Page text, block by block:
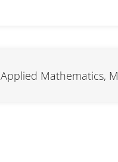
Applied Mathematics,